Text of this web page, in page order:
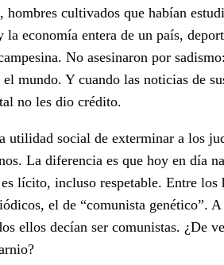
cultivados que habían
economía entera de un país,
No asesinaron por
mundo. Y cuando las noticias de
no les dio crédito.
utilidad social de exterminar a los
La diferencia es que hoy en día
lícito, incluso respetable. Entre los
el de “comunista genético”.
ellos decían ser comunistas. ¿De